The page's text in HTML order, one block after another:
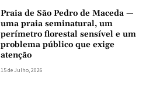
Praia de São Pedro de Maceda —
uma praia seminatural, um
perímetro florestal sensível e um
problema público que exige
atenção
15 de Julho, 2026